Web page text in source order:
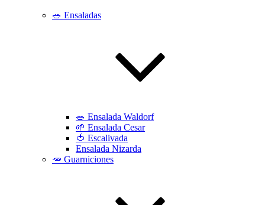
🥗 Ensaladas
🥗 Ensalada Waldorf
🌱 Ensalada Cesar
🍅 Escalivada
Ensalada Nizarda
🥕 Guarniciones